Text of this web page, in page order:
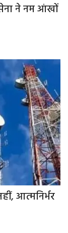
ने नम आंखों
आत्मनिर्भर